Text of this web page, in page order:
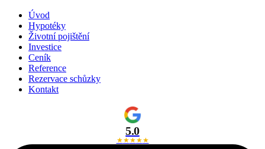
Úvod
Hypotéky
Životní pojištění
Investice
Ceník
Reference
Rezervace schůzky
Kontakt
5.0
★★★★★